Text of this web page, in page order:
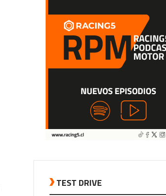
TEST DRIVE